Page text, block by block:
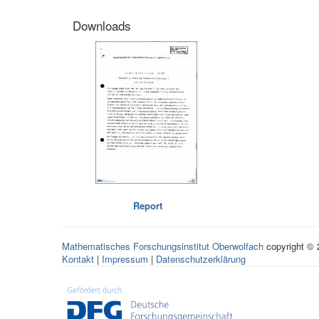
Downloads
Report
Mathematisches Forschungsinstitut Oberwolfach copyright ©
Kontakt | Impressum | Datenschutzerklärung